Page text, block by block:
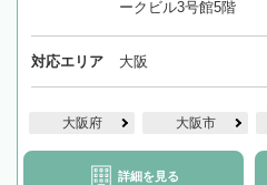
ークビル3号館5階
対応エリア 大阪
大阪府 大阪市
詳細を見る